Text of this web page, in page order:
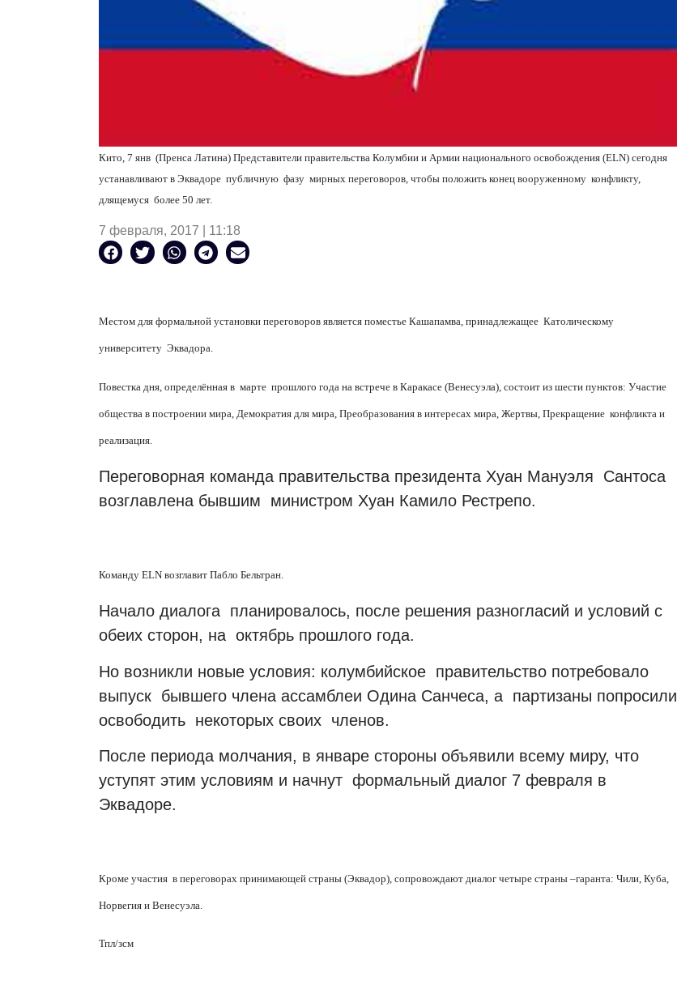
Кито, 7 янв (Пренса Латина) Представители правительства Колумбии и Армии национального освобождения (ELN) сегодня
устанавливают в Эквадоре публичную фазу мирных переговоров, чтобы положить конец вооруженному конфликту,
длящемуся более 50 лет.
7 февраля, 2017 | 11:18
Местом для формальной установки переговоров является поместье Кашапамва, принадлежащее Католическому
университету Эквадора.
Повестка дня, определённая в марте прошлого года на встрече в Каракасе (Венесуэла), состоит из шести пунктов: Участие
общества в построении мира, Демократия для мира, Преобразования в интересах мира, Жертвы, Прекращение конфликта и
реализация.
Переговорная команда правительства президента Хуан Мануэля Сантоса
возглавлена бывшим министром Хуан Камило Рестрепо.
Команду ELN возглавит Пабло Бельтран.
Начало диалога планировалось, после решения разногласий и условий с
обеих сторон, на октябрь прошлого года.
Но возникли новые условия: колумбийское правительство потребовало
выпуск бывшего члена ассамблеи Одина Санчеса, а партизаны попросили
освободить некоторых своих членов.
После периода молчания, в январе стороны объявили всему миру, что
уступят этим условиям и начнут формальный диалог 7 февраля в
Эквадоре.
Кроме участия в переговорах принимающей страны (Эквадор), сопровождают диалог четыре страны –гаранта: Чили, Куба,
Норвегия и Венесуэла.
Тпл/зсм